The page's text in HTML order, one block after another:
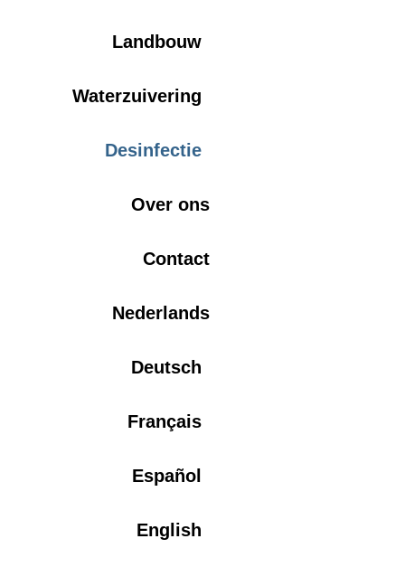
Landbouw
Waterzuivering
Desinfectie
Over ons
Contact
Nederlands
Deutsch
Français
Español
English